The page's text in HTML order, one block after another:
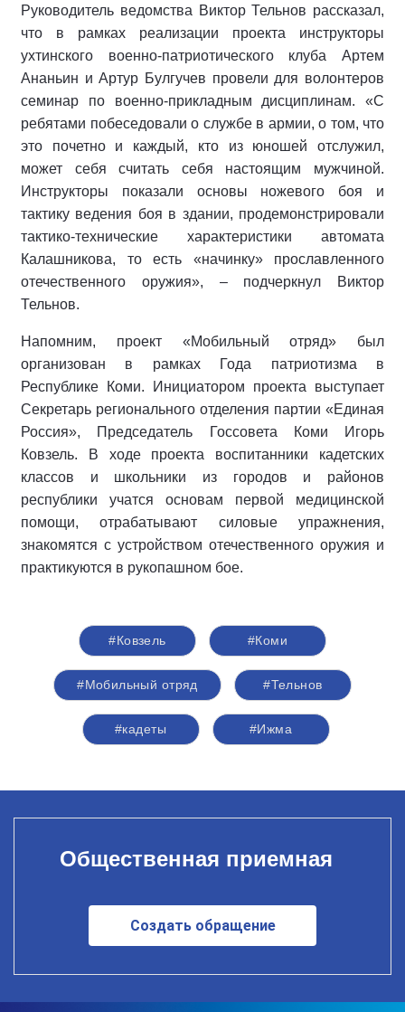
Руководитель ведомства Виктор Тельнов рассказал,
что в рамках реализации проекта инструкторы
ухтинского военно-патриотического клуба Артем
Ананьин и Артур Булгучев провели для волонтеров
семинар по военно-прикладным дисциплинам. «С
ребятами побеседовали о службе в армии, о том, что
это почетно и каждый, кто из юношей отслужил,
может себя считать себя настоящим мужчиной.
Инструкторы показали основы ножевого боя и
тактику ведения боя в здании, продемонстрировали
тактико-технические характеристики автомата
Калашникова, то есть «начинку» прославленного
отечественного оружия», – подчеркнул Виктор
Тельнов.
Напомним, проект «Мобильный отряд» был
организован в рамках Года патриотизма в
Республике Коми. Инициатором проекта выступает
Секретарь регионального отделения партии «Единая
Россия», Председатель Госсовета Коми Игорь
Ковзель. В ходе проекта воспитанники кадетских
классов и школьники из городов и районов
республики учатся основам первой медицинской
помощи, отрабатывают силовые упражнения,
знакомятся с устройством отечественного оружия и
практикуются в рукопашном бое.
#Ковзель #Коми
#Мобильный отряд #Тельнов
#кадеты #Ижма
Общественная приемная
Создать обращение